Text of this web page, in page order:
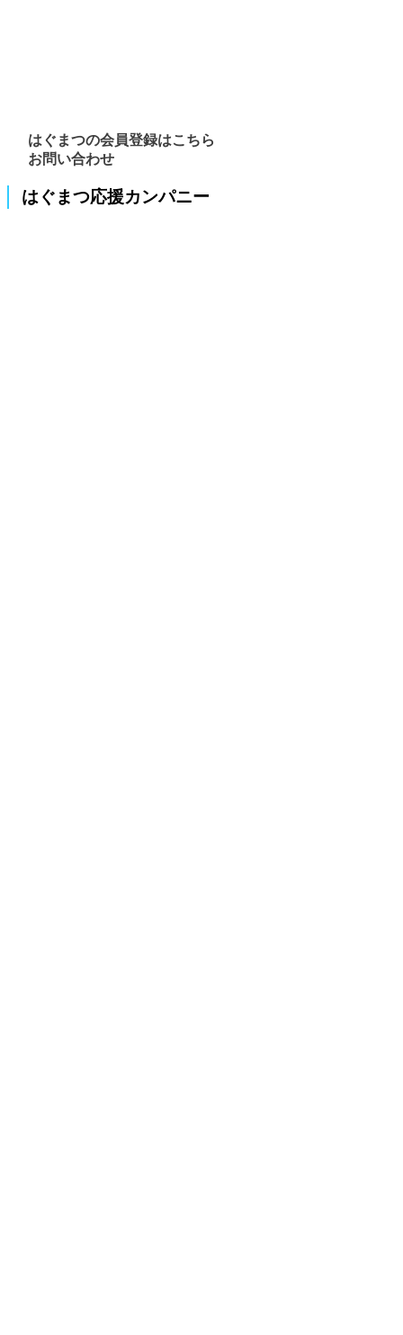
はぐまつの会員登録はこちら
お問い合わせ
はぐまつ応援カンパニー